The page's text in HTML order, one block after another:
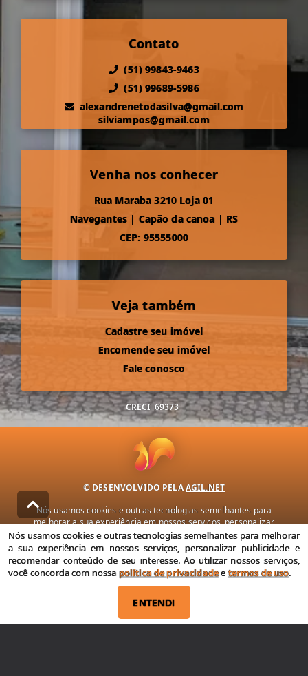
Contato
(51) 99843-9463
(51) 99689-5986
alexandrenetodasilva@gmail.com
silviampos@gmail.com
Venha nos conhecer
Rua Maraba 3210 Loja 01
Navegantes | Capão da canoa | RS
CEP: 95555000
Veja também
Cadastre seu imóvel
Encomende seu imóvel
Fale conosco
CRECI 69373
© DESENVOLVIDO PELAAGIL.NET
Nós usamos cookies e outras tecnologias semelhantes para
melhorar a sua experiência em nossos serviços, personalizar
publicidade e recomendar conteúdo de seu interesse. Ao utilizar
nossos serviços, você concorda com nossa política de privacidade e
termos de uso.
Política de Privacidade Termos de uso
Nós usamos cookies e outras tecnologias semelhantes para melhorar
a sua experiência em nossos serviços, personalizar publicidade e
recomendar conteúdo de seu interesse. Ao utilizar nossos serviços,
você concorda com nossa política de privacidadeetermos de uso.
ENTENDI